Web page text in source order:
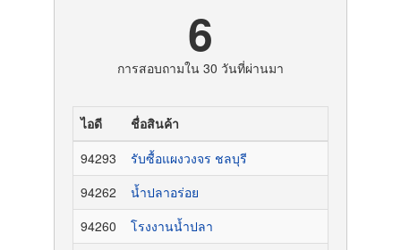
6
การสอบถามใน 30 วันที่ผ่านมา
ไอดี ชื่อสินค้า
94293
รับซื้อแผงวงจร ชลบุรี
94262
น้ำปลาอร่อย
94260
โรงงานน้ำปลา